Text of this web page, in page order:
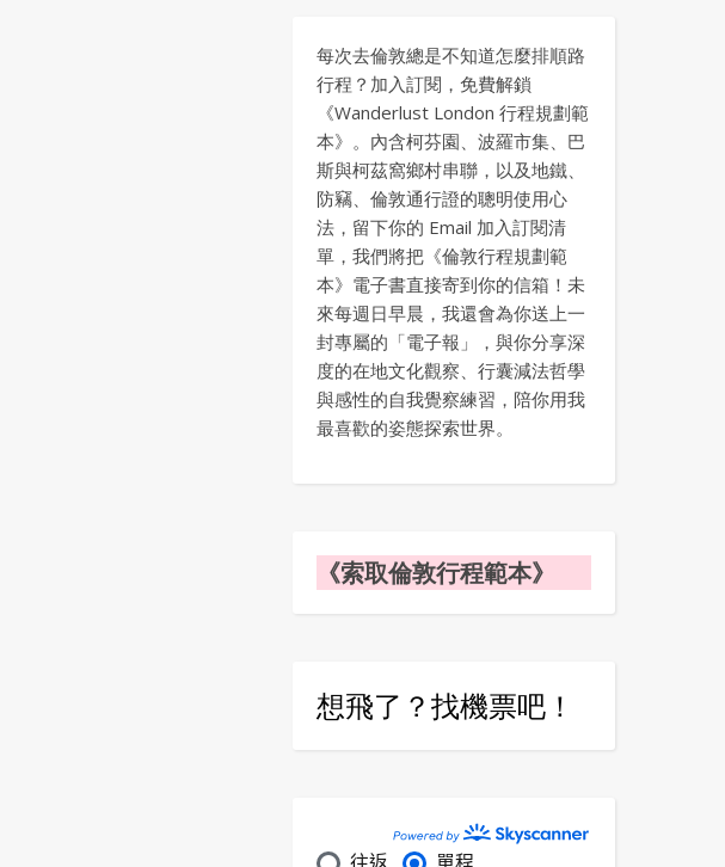
每次去倫敦總是不知道怎麼排順路
行程？加入訂閱，免費解鎖
《Wanderlust London 行程規劃範
本》。內含柯芬園、波羅市集、巴
斯與柯茲窩鄉村串聯，以及地鐵、
防竊、倫敦通行證的聰明使用心
法，留下你的 Email 加入訂閱清
單，我們將把《倫敦行程規劃範
本》電子書直接寄到你的信箱！未
來每週日早晨，我還會為你送上一
封專屬的「電子報」，與你分享深
度的在地文化觀察、行囊減法哲學
與感性的自我覺察練習，陪你用我
最喜歡的姿態探索世界。
《索取倫敦行程範本》
想飛了？找機票吧！